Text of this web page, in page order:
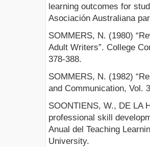
learning outcomes for
Asociación Australiana
SOMMERS, N. (1980)
Adult Writers”. College
378-388.
SOMMERS, N. (1982)
and Communication, Vol.
SOONTIENS, W., DE LA
professional skill
Anual del Teaching
University.